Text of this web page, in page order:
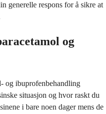
generelle respons for å sikre at
og
og ibuprofenbehandling
situasjon og hvor raskt du
i bare noen dager mens de